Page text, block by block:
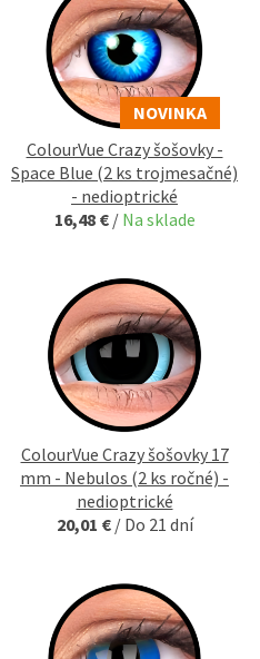
NOVINKA
ColourVue Crazy šošovky -
Space Blue (2 ks trojmesačné)
- nedioptrické
16,48 € / Na sklade
ColourVue Crazy šošovky 17
mm - Nebulos (2 ks ročné) -
nedioptrické
20,01 € / Do 21 dní